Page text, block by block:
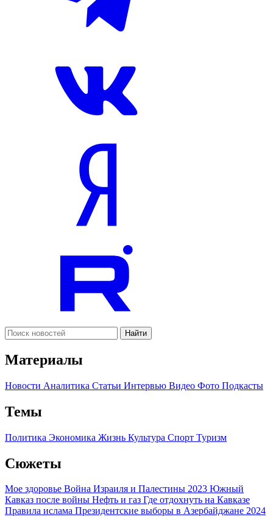
Найти
Материалы
Новости Аналитика Статьи Интервью Видео Фото Подкасты
Темы
Политика Экономика Жизнь Культура Спорт Туризм
Сюжеты
Мое здоровье Война Израиля и Палестины 2023 Южный
Кавказ после войны Нефть и газ Где отдохнуть на Кавказе
Правила ислама Президентские выборы в Азербайджане 2024